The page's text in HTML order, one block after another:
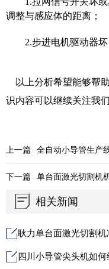
调整与感应体的距离；
2.步进电机驱动器坏
以上分析希望能够帮
识内容可以继续关注我们
上一篇 全自动小导管生产
下一篇 单台面激光切割机
相关新闻
耿力单台面激光切割
四川小导管尖头机如何